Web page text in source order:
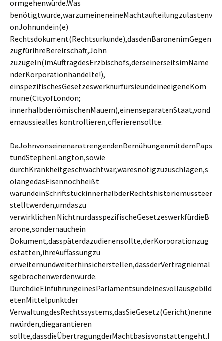
ormgehenwürde.Was
benötigtwurde,warzumeineneineMachtaufteilungzulastenv
onJohnundein(e)
Rechtsdokument(Rechtsurkunde),dasdenBaronenimGegen
zugfürihreBereitschaft,John
zuzügeln(imAuftragdesErzbischofs,derseinerseitsimName
nderKorporationhandelte!),
einspezifischesGesetzeswerknurfürsieundeineeigeneKom
mune(CityofLondon;
innerhalbderrömischenMauern),einenseparatenStaat,vond
emaussiealles kontrollieren,offerierensollte.
DaJohnvonseinenanstrengendenBemühungenmitdemPaps
tundStephenLangton,sowie
durchKrankheitgeschwächtwar,waresnötigzuzuschlagen,s
olangedasEisennochheißt
warundeinSchriftstückinnerhalbderRechtshistoriemussteer
stelltwerden,umdaszu
verwirklichen.NichtnurdasspezifischeGesetzeswerkfürdieB
arone,sondernauchein
Dokument,dasspäterdazudienensollte,derKorporationzug
estatten,ihreAuffassungzu
erweiternundweiterhinsicherstellen,dassderVertragniemal
sgebrochenwerdenwürde.
DurchdieEinführungeinesParlamentsundeinesvollausgebild
etenMittelpunktder
VerwaltungdesRechtssystems,dasSieGesetz(Gericht)nenne
nwürden,diegarantieren
sollte,dassdieÜbertragungderMachtbasisvonstattengeht.I